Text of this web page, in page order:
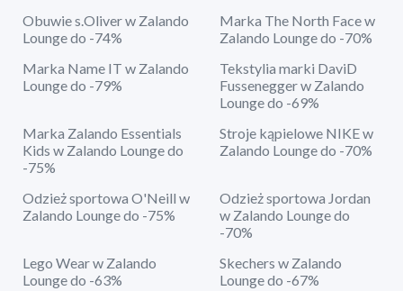
Obuwie s.Oliver w Zalando
Lounge do -74%
Marka The North Face w
Zalando Lounge do -70%
Marka Name IT w Zalando
Lounge do -79%
Tekstylia marki DaviD
Fussenegger w Zalando
Lounge do -69%
Marka Zalando Essentials
Kids w Zalando Lounge do
-75%
Stroje kąpielowe NIKE w
Zalando Lounge do -70%
Odzież sportowa O'Neill w
Zalando Lounge do -75%
Odzież sportowa Jordan
w Zalando Lounge do
-70%
Lego Wear w Zalando
Lounge do -63%
Skechers w Zalando
Lounge do -67%